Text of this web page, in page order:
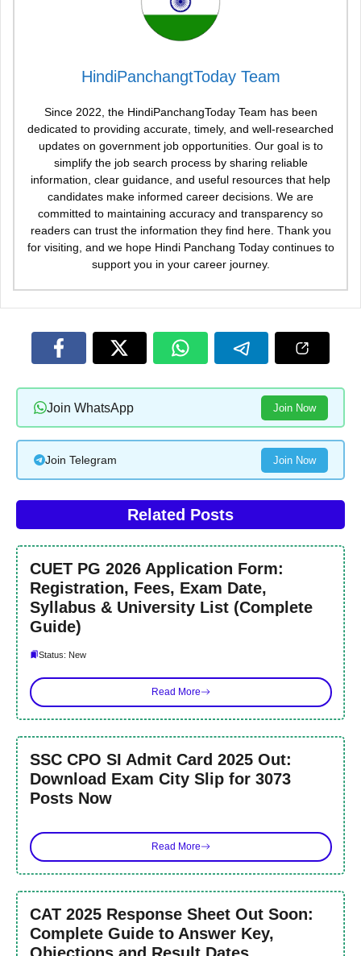
HindiPanchangtToday Team
Since 2022, the HindiPanchangToday Team has been
dedicated to providing accurate, timely, and well-researched
updates on government job opportunities. Our goal is to
simplify the job search process by sharing reliable
information, clear guidance, and useful resources that help
candidates make informed career decisions. We are
committed to maintaining accuracy and transparency so
readers can trust the information they find here. Thank you
for visiting, and we hope Hindi Panchang Today continues to
support you in your career journey.
Join WhatsApp Join Now
Join Telegram Join Now
Related Posts
CUET PG 2026 Application Form:
Registration, Fees, Exam Date,
Syllabus & University List (Complete
Guide)
Status: New
Read More
SSC CPO SI Admit Card 2025 Out:
Download Exam City Slip for 3073
Posts Now
Read More
CAT 2025 Response Sheet Out Soon:
Complete Guide to Answer Key,